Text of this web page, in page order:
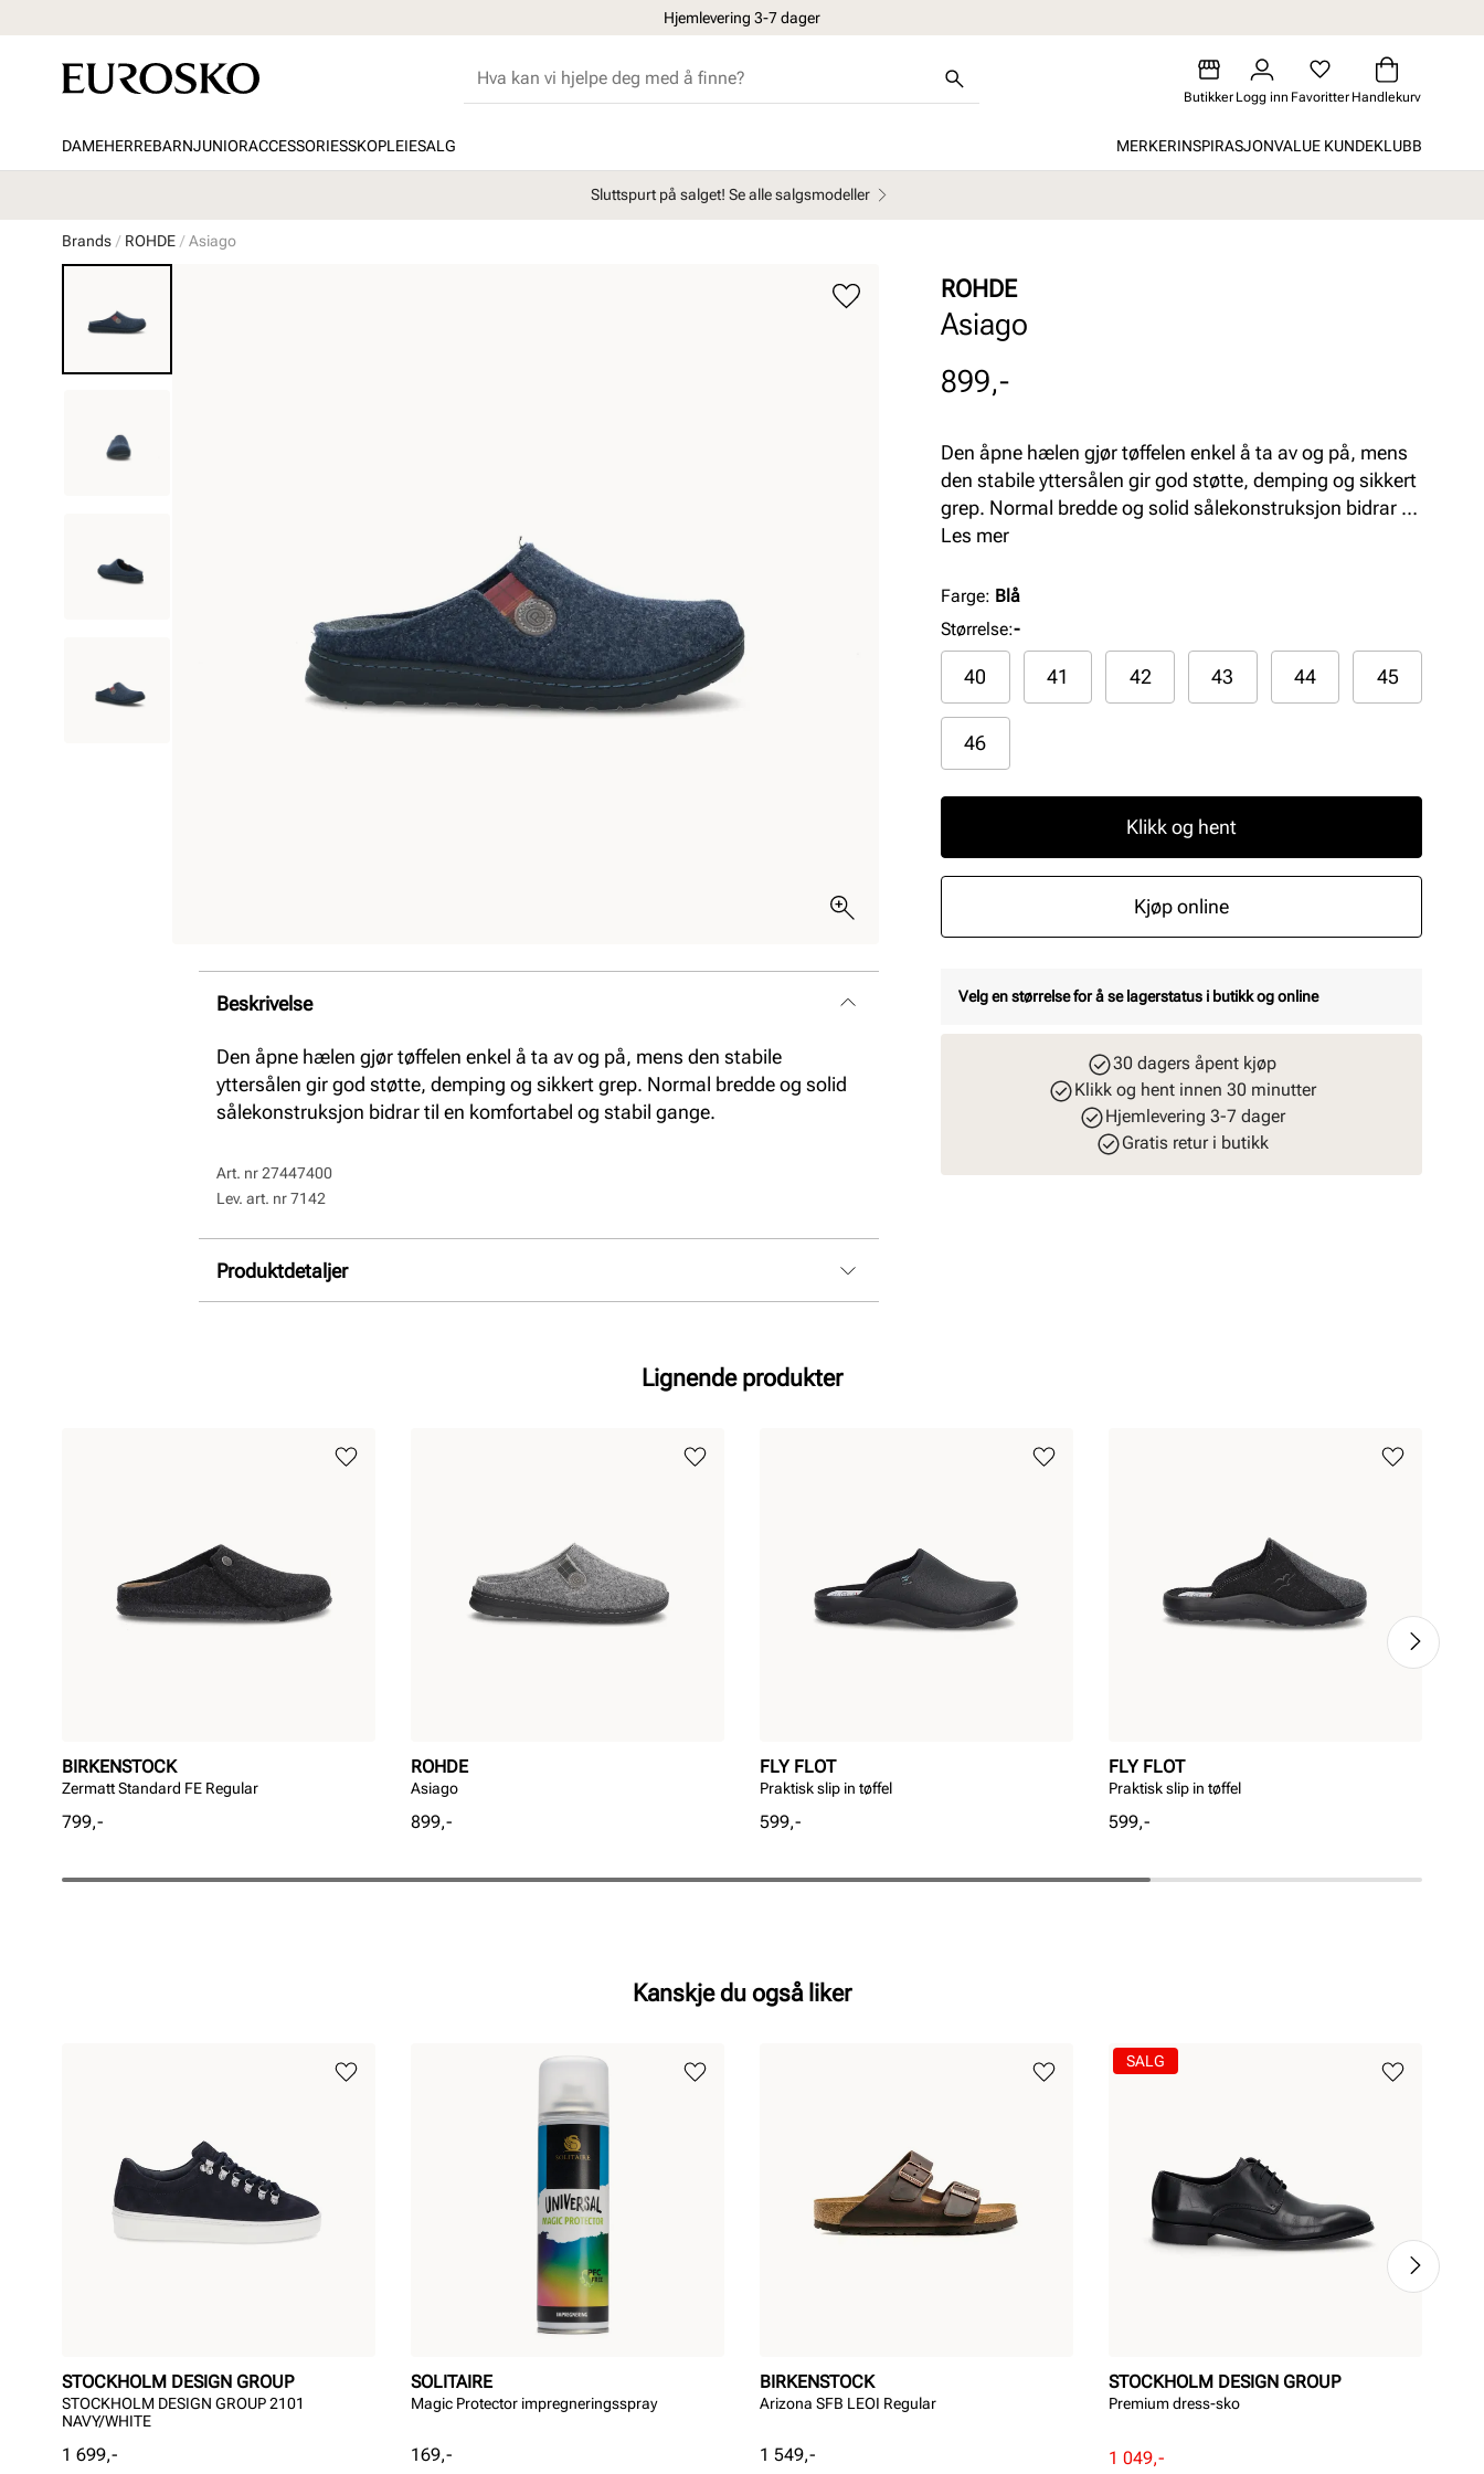
Hjemlevering 3-7 dager
Butikker Logg inn Favoritter Handlekurv
DAMEHERREBARNJUNIORACCESSORIESSKOPLEIESALG MERKERINSPIRASJONVALUE KUNDEKLUBB
Sluttspurt på salget! Se alle salgsmodeller
Brands ROHDE Asiago
Beskrivelse
Den åpne hælen gjør tøffelen enkel å ta av og på, mens den stabile
yttersålen gir god støtte, demping og sikkert grep. Normal bredde og solid
sålekonstruksjon bidrar til en komfortabel og stabil gange.
Art. nr27447400
Lev. art. nr7142
Produktdetaljer
ROHDE
Asiago
Pris
899,-
Den åpne hælen gjør tøffelen enkel å ta av og på, mens
den stabile yttersålen gir god støtte, demping og sikkert
grep. Normal bredde og solid sålekonstruksjon bidrar til
en komfortabel og stabil gange.
Les mer
Farge: Blå
Størrelse:-
40 41 42 43 44 45
46
Klikk og hent
Kjøp online
Velg en størrelse for å se lagerstatus i butikk og online
30 dagers åpent kjøp
Klikk og hent innen 30 minutter
Hjemlevering 3-7 dager
Gratis retur i butikk
Lignende produkter
BIRKENSTOCK
Zermatt Standard FE Regular
Pris
799,-
ROHDE
Asiago
Pris
899,-
FLY FLOT
Praktisk slip in tøffel
Pris
599,-
FLY FLOT
Praktisk slip in tøffel
Pris
599,-
Kanskje du også liker
STOCKHOLM DESIGN GROUP
STOCKHOLM DESIGN GROUP 2101
NAVY/WHITE
Pris
1 699,-
SOLITAIRE
Magic Protector impregneringsspray
Pris
169,-
BIRKENSTOCK
Arizona SFB LEOI Regular
Pris
1 549,-
STOCKHOLM DESIGN GROUP
Premium dress-sko
Rabattert
1 049,-
Ordinær
SALG